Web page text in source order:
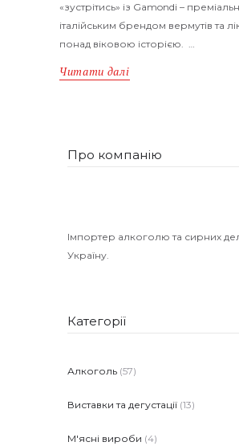
«зустрітись» із Gamondi –
італійським брендом вермутів та
понад віковою історією. …
Читати далі
Про компанію
Імпортер алкоголю та сирних
Україну.
Категорії
Алкоголь (57)
Виставки та дегустації (13)
М'ясні вироби (4)